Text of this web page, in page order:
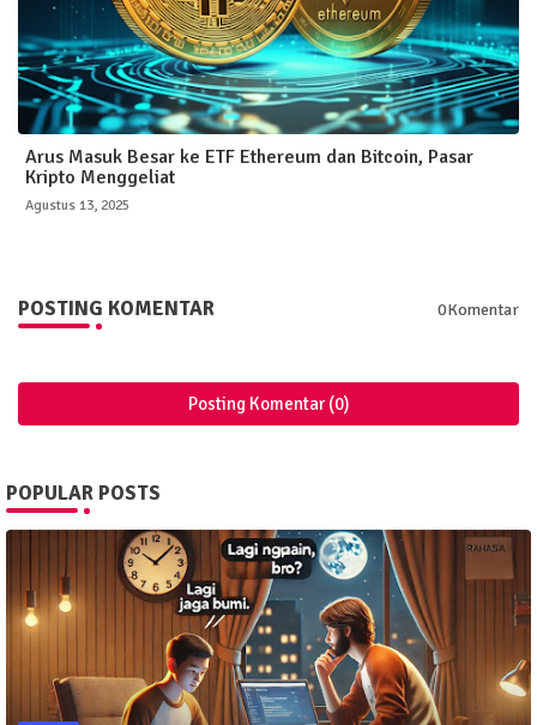
Arus Masuk Besar ke ETF Ethereum dan Bitcoin, Pasar
Kripto Menggeliat
Agustus 13, 2025
POSTING KOMENTAR 0Komentar
Posting Komentar (0)
POPULAR POSTS